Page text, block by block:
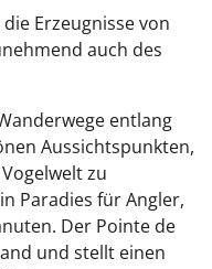
Erzeugnisse von
auch des
entlang
Aussichtspunkten,
zu
Paradies für Angler,
Der Pointe de
und stellt einen